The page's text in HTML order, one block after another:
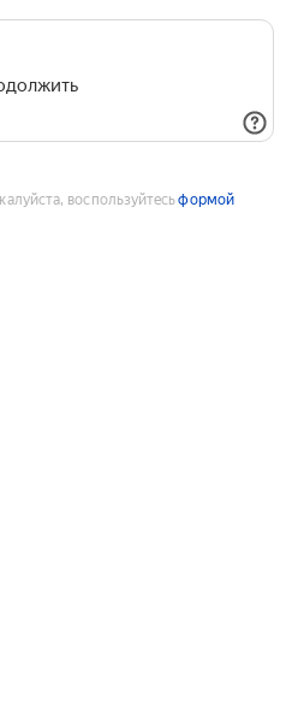
воспользуйтесьформой